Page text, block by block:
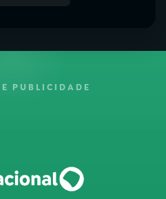
PUBLICIDADE